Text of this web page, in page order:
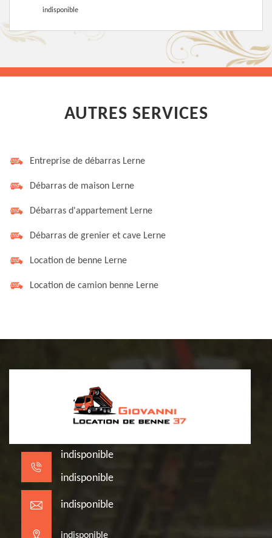
indisponible
AUTRES SERVICES
Entreprise de débarras Lerne
Débarras de maison Lerne
Débarras d'appartement Lerne
Débarras de grenier et cave Lerne
Location de benne Lerne
Location de camion benne Lerne
indisponible
indisponible
indisponible
indisponible